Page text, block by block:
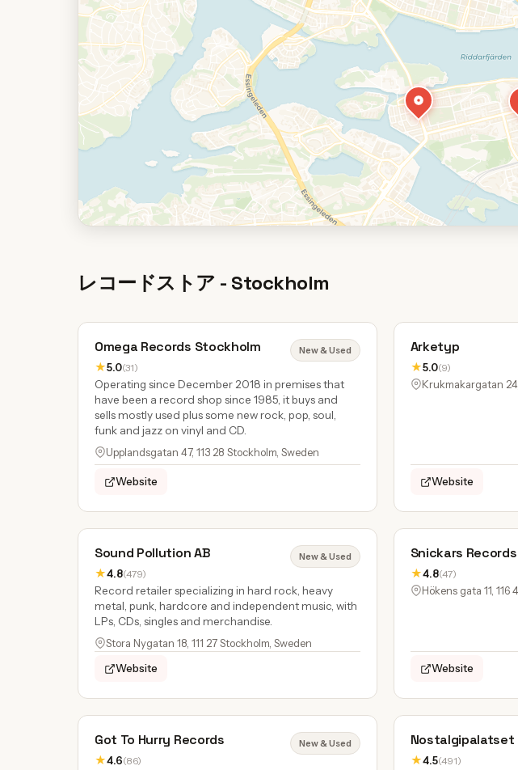
レコードストア - Stockholm
Omega Records Stockholm
★5.0(31)
New & Used
Operating since December 2018 in premises that
have been a record shop since 1985, it buys and
sells mostly used plus some new rock, pop, soul,
funk and jazz on vinyl and CD.
Upplandsgatan 47, 113 28 Stockholm, Sweden
Website
Arketyp
★5.0(9)
Krukmakargatan
Website
Sound Pollution AB
★4.8(479)
New & Used
Record retailer specializing in hard rock, heavy
metal, punk, hardcore and independent music, with
LPs, CDs, singles and merchandise.
Stora Nygatan 18, 111 27 Stockholm, Sweden
Website
Snickars Records
★4.8(47)
Hökens gata 11,
Website
Got To Hurry Records
★4.6(86)
New & Used Nostalgipalatset
★4.5(491)